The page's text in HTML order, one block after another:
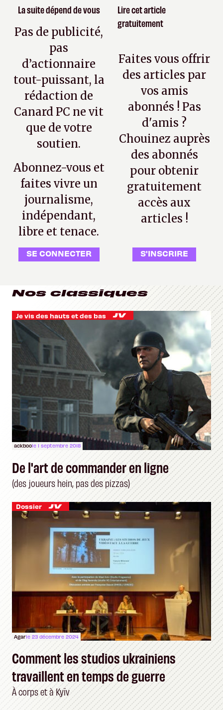
La suite dépend de vous
Pas de publicité,
pas
d’actionnaire
tout-puissant, la
rédaction de
Canard PC ne vit
que de votre
soutien.
Abonnez-vous et
faites vivre un
journalisme,
indépendant,
libre et tenace.
SE CONNECTER
Lire cet article
gratuitement
Faites vous offrir
des articles par
vos amis
abonnés ! Pas
d'amis ?
Chouinez auprès
des abonnés
pour obtenir
gratuitement
accès aux
articles !
S'INSCRIRE
Nos classiques
Je vis des hauts et des bas
ackboole 1 septembre 2018
De l'art de commander en ligne
(des joueurs hein, pas des pizzas)
Dossier
Agarle 23 décembre 2024
Comment les studios ukrainiens
travaillent en temps de guerre
À corps et à Kyïv